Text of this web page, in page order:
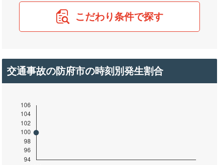
こだわり条件で探す
交通事故の防府市の時刻別発生割合